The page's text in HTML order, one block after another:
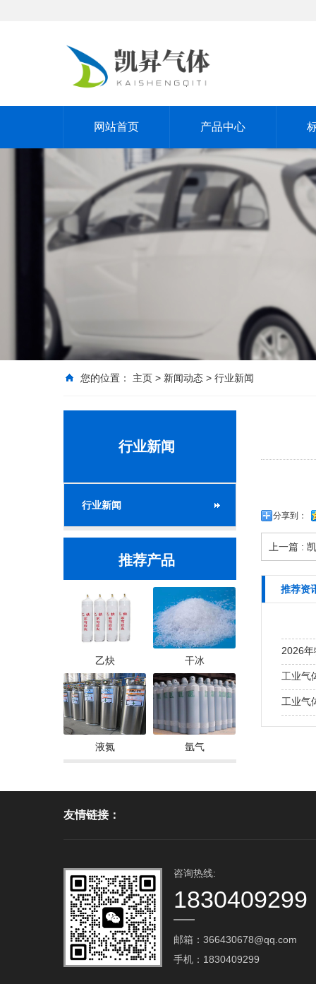
网站首页 产品中心
您的位置： 主页 > 新闻动态 > 行业新闻
行业新闻
行业新闻
推荐产品
乙炔 干冰
液氮 氩气
分享到：
上一篇 :
推荐资
2026
未来…
工业气
气体的
工业气
处理全
石油化
友情链接：
咨询热线:
1830409299
邮箱：366430678@qq.com‬
手机：1830409299